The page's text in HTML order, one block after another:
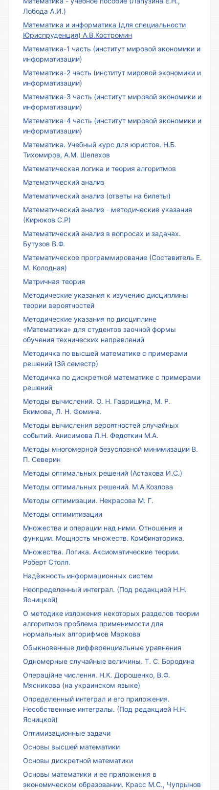
Лобода А.И.)
Математика и информатика (для специальности
Юриспруденция) А.В.Костромин
Математика-1 часть (институт мировой экономики и
информатизации)
Математика-2 часть (институт мировой экономики и
информатизации)
Математика-3 часть (институт мировой экономики и
информатизации)
Математика-4 часть (институт мировой экономики и
информатизации)
Математика. Учебный курс для юристов. Н.Б.
Тихомиров, А.М. Шелехов
Математическая логика и теория алгоритмов
Математический анализ
Математический анализ (ответы на билеты)
Математический анализ - методические указания
(Кирюков С.Р)
Математический анализ в вопросах и задачах.
Бутузов В.Ф.
Математическое программирование (Составитель Е.
М. Колодная)
Матричная теория
Методические указания к изучению дисциплины
теории вероятностей
Методические указания по дисциплине
«Математика» для студентов заочной формы
обучения технических направлений
Методичка по высшей математике с примерами
решений (3й семестр)
Методичка по дискретной математике с примерами
решений
Методы вычислений. О. Н. Гавришина, М. Р.
Екимова, Л. Н. Фомина.
Методы вычисления вероятностей случайных
событий. Анисимова Л.Н. Федоткин М.А.
Методы многомерной безусловной минимизации В.
П. Северин
Методы оптимальных решений (Астахова И.С.)
Методы оптимальных решений. М.А.Козлова
Методы оптимизации. Некрасова М. Г.
Методы оптимитизации
Множества и операции над ними. Отношения и
функции. Мощность множеств. Комбинаторика.
Множества. Логика. Аксиоматические теории.
Роберт Столл.
Надёжность информационных систем
Неопределенный интеграл. (Под редакцией Н.Н.
Ясницкой)
О методике изложения некоторых разделов теории
алгоритмов проблема применимости для
нормальных алгорифмов Маркова
Обыкновенные дифференциальные уравнения
Одномерные случайные величины. Т. С. Бородина
Операційне числення. Н.К. Дорошенко, В.Ф.
Мясникова (на украинском языке)
Определенный интеграл и его приложения.
Несобственные интегралы. (Под редакцией Н.Н.
Ясницкой)
Оптимизационные задачи
Основы высшей математики
Основы дискретной математики
Основы математики и ее приложения в
экономическом образовании. Красс М.С., Чупрынов